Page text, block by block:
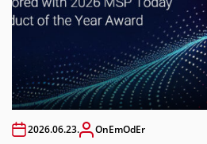
2026.06.23. OnEmOdEr